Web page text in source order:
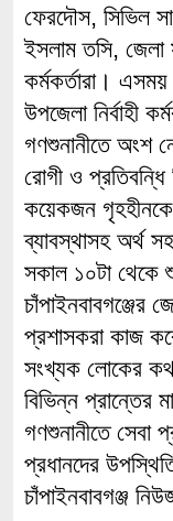
ফেরদৌস, সিভিল
ইসলাম তসি, জেলা
কর্মকর্তারা।
উপজেলা নির্বাহী
গণশুনানীতে অংশ
রোগী ও
কয়েকজন গৃহহীনকে
ব্যাবস্থাসহ অর্থ
সকাল ১০টা থেকে
প্রশাসকরা কাজ
সংখ্যক লোকের
বিভিন্ন
গণশুনানীতে সেবা
প্রধানদের
চাঁপাইনবাবগঞ্জ